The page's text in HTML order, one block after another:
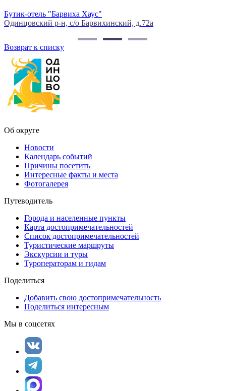
Бутик-отель "Барвиха Хаус"
Одинцовский р-н, с/о Барвихинский, д.72а
Возврат к списку
Об округе
Новости
Календарь событий
Причины посетить
Интересные факты и места
Фотогалерея
Путеводитель
Города и населенные пункты
Карта достопримечательностей
Список достопримечательностей
Туристические маршруты
Экскурсии и туры
Туроператорам и гидам
Поделиться
Добавить свою достопримечательность
Поделиться интересным
Мы в соцсетях